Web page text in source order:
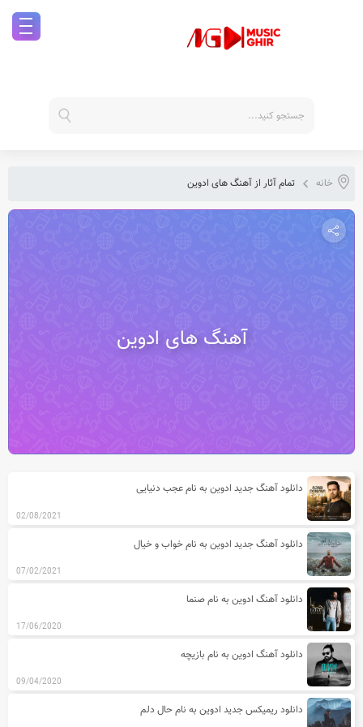
خانه تمام آثار از آهنگ های ادوین
آهنگ های ادوین
آخرین مطالب دسته بندی آهنگ های
دانلود آهنگ جدید ادوین به نام عجب دنیایی
02/08/2021
دانلود آهنگ جدید ادوین به نام خواب و خیال
07/02/2021
دانلود آهنگ ادوین به نام صنما
17/06/2020
دانلود آهنگ ادوین به نام بازیچه
09/04/2020
دانلود ریمیکس جدید ادوین به نام حال دلم